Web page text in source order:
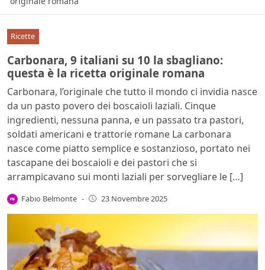
Ricette
Carbonara, 9 italiani su 10 la sbagliano:
questa è la ricetta originale romana
Carbonara, l’originale che tutto il mondo ci invidia nasce
da un pasto povero dei boscaioli laziali. Cinque
ingredienti, nessuna panna, e un passato tra pastori,
soldati americani e trattorie romane La carbonara
nasce come piatto semplice e sostanzioso, portato nei
tascapane dei boscaioli e dei pastori che si
arrampicavano sui monti laziali per sorvegliare le […]
Fabio Belmonte - 23 Novembre 2025